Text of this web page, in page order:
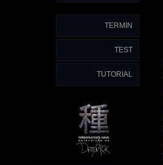
TERMIN
TEST
TUTORIAL